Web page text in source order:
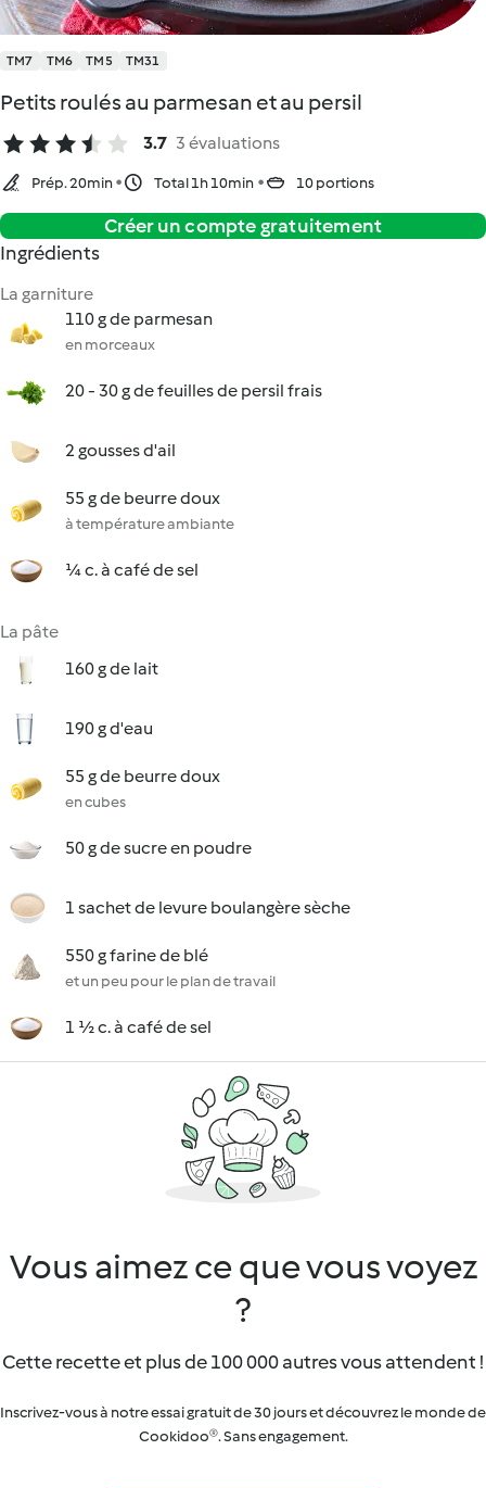
TM7 TM6 TM5 TM31
Petits roulés au parmesan et au persil
3.7 3 évaluations
Prép. 20min Total 1h 10min 10 portions
Créer un compte gratuitement
Ingrédients
La garniture
110 g de parmesan
en morceaux
20 - 30 g de feuilles de persil frais
2 gousses d'ail
55 g de beurre doux
à température ambiante
¼ c. à café de sel
La pâte
160 g de lait
190 g d'eau
55 g de beurre doux
en cubes
50 g de sucre en poudre
1 sachet de levure boulangère sèche
550 g farine de blé
et un peu pour le plan de travail
1 ½ c. à café de sel
Vous aimez ce que vous voyez
?
Cette recette et plus de 100 000 autres vous attendent !
Inscrivez-vous à notre essai gratuit de 30 jours et découvrez le monde de
Cookidoo®. Sans engagement.